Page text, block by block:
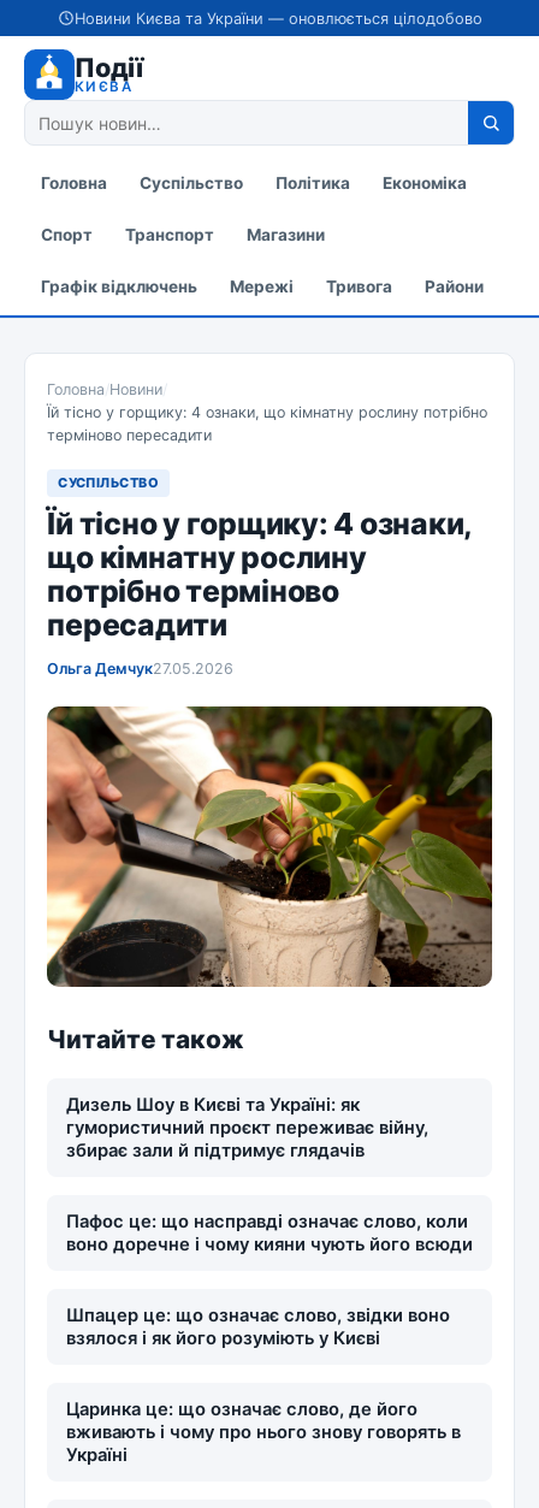
Новини Києва та України — оновлюється цілодобово
Події
КИЄВА
Головна Суспільство Політика Економіка
Спорт Транспорт Магазини
Графік відключень Мережі Тривога Райони
Головна/Новини/
Їй тісно у горщику: 4 ознаки, що кімнатну рослину потрібно
терміново пересадити
СУСПІЛЬСТВО
Їй тісно у горщику: 4 ознаки,
що кімнатну рослину
потрібно терміново
пересадити
Ольга Демчук27.05.2026
Читайте також
Дизель Шоу в Києві та Україні: як
гумористичний проєкт переживає війну,
збирає зали й підтримує глядачів
Пафос це: що насправді означає слово, коли
воно доречне і чому кияни чують його всюди
Шпацер це: що означає слово, звідки воно
взялося і як його розуміють у Києві
Царинка це: що означає слово, де його
вживають і чому про нього знову говорять в
Україні